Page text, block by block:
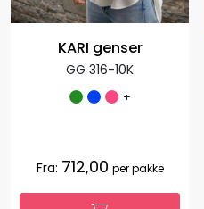
KARI genser
GG 316-10K
+
Fra: 712,00 per pakke